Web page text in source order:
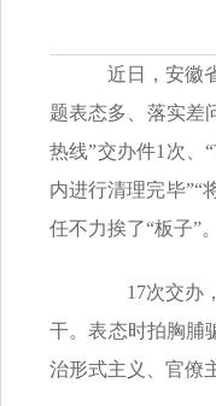
近日，安徽
题表态多、落实差
热线”交办件1次、
内进行清理完毕”“
任不力挨了“板子”。
17次交办，
干。表态时拍胸脯
治形式主义、官僚